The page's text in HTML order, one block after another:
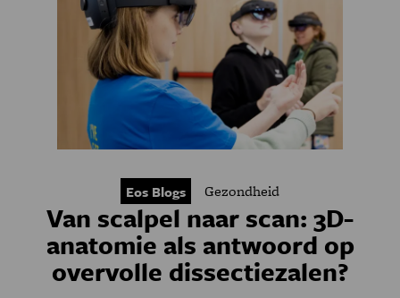
Eos Blogs Gezondheid
Van scalpel naar scan: 3D-
anatomie als antwoord op
overvolle dissectiezalen?